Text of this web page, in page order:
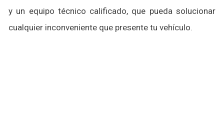
y un equipo técnico calificado, que pueda solucionar
cualquier inconveniente que presente tu vehículo.